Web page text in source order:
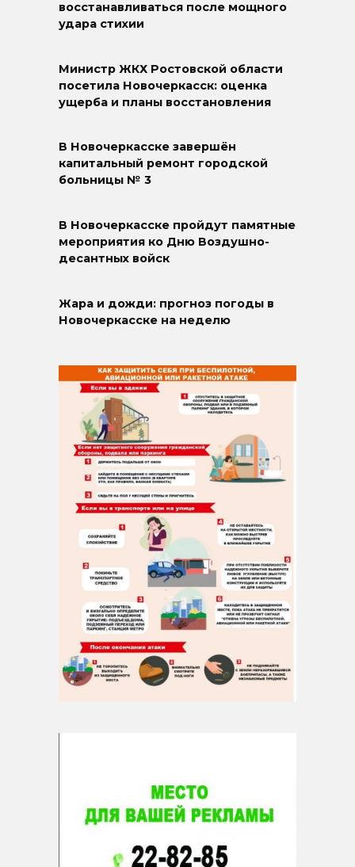
восстанавливаться после мощного
удара стихии
Министр ЖКХ Ростовской области
посетила Новочеркасск: оценка
ущерба и планы восстановления
В Новочеркасске завершён
капитальный ремонт городской
больницы № 3
В Новочеркасске пройдут памятные
мероприятия ко Дню Воздушно-
десантных войск
Жара и дожди: прогноз погоды в
Новочеркасске на неделю